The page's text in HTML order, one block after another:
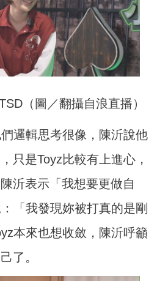
（圖／翻攝自浪直播）
邏輯思考很像，陳沂說他
只是Toyz比較有上進心，
沂表示「我想要更做自
「我發現妳被打真的是剛
本來也想收斂，陳沂呼籲
了。